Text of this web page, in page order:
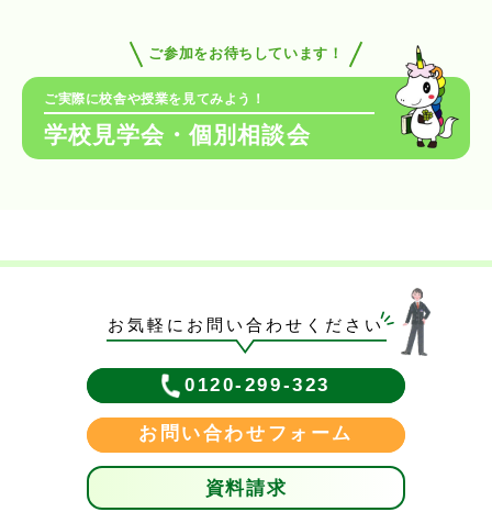
ご参加をお待ちしています！
ご実際に校舎や授業を見てみよう！
学校見学会・個別相談会
お気軽にお問い合わせください
0120-299-323
お問い合わせフォーム
資料請求